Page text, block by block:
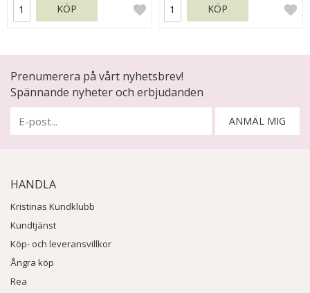
KÖP KÖP
Prenumerera på vårt nyhetsbrev!
Spännande nyheter och erbjudanden
ANMÄL MIG
HANDLA
Kristinas Kundklubb
Kundtjänst
Köp- och leveransvillkor
Ångra köp
Rea